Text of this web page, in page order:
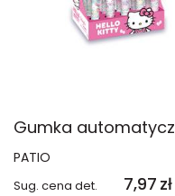
PATIO
Sug. cena det. 7,97 zł